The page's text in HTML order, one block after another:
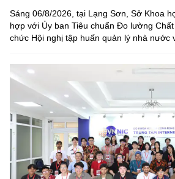
Sáng 06/8/2026, tại Lạng Sơn, Sở Khoa
hợp với Ủy ban Tiêu chuẩn Đo lường
chức Hội nghị tập huấn quản lý nhà nước